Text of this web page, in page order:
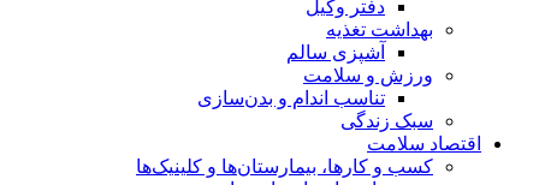
دفتر وکیل
بهداشت تغذیه
آشپزی سالم
ورزش و سلامت
تناسب اندام و بدن‌سازی
سبک زندگی
اقتصاد سلامت
کسب و کارها، بیمارستان‌ها و کلینیک‌ها